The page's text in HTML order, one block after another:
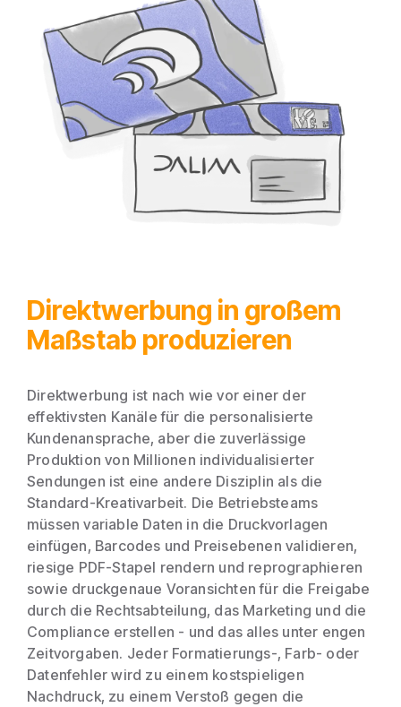
Direktwerbung in großem
Maßstab produzieren
Direktwerbung ist nach wie vor einer der
effektivsten Kanäle für die personalisierte
Kundenansprache, aber die zuverlässige
Produktion von Millionen individualisierter
Sendungen ist eine andere Disziplin als die
Standard-Kreativarbeit. Die Betriebsteams
müssen variable Daten in die Druckvorlagen
einfügen, Barcodes und Preisebenen validieren,
riesige PDF-Stapel rendern und reprographieren
sowie druckgenaue Voransichten für die Freigabe
durch die Rechtsabteilung, das Marketing und die
Compliance erstellen - und das alles unter engen
Zeitvorgaben. Jeder Formatierungs-, Farb- oder
Datenfehler wird zu einem kostspieligen
Nachdruck, zu einem Verstoß gegen die